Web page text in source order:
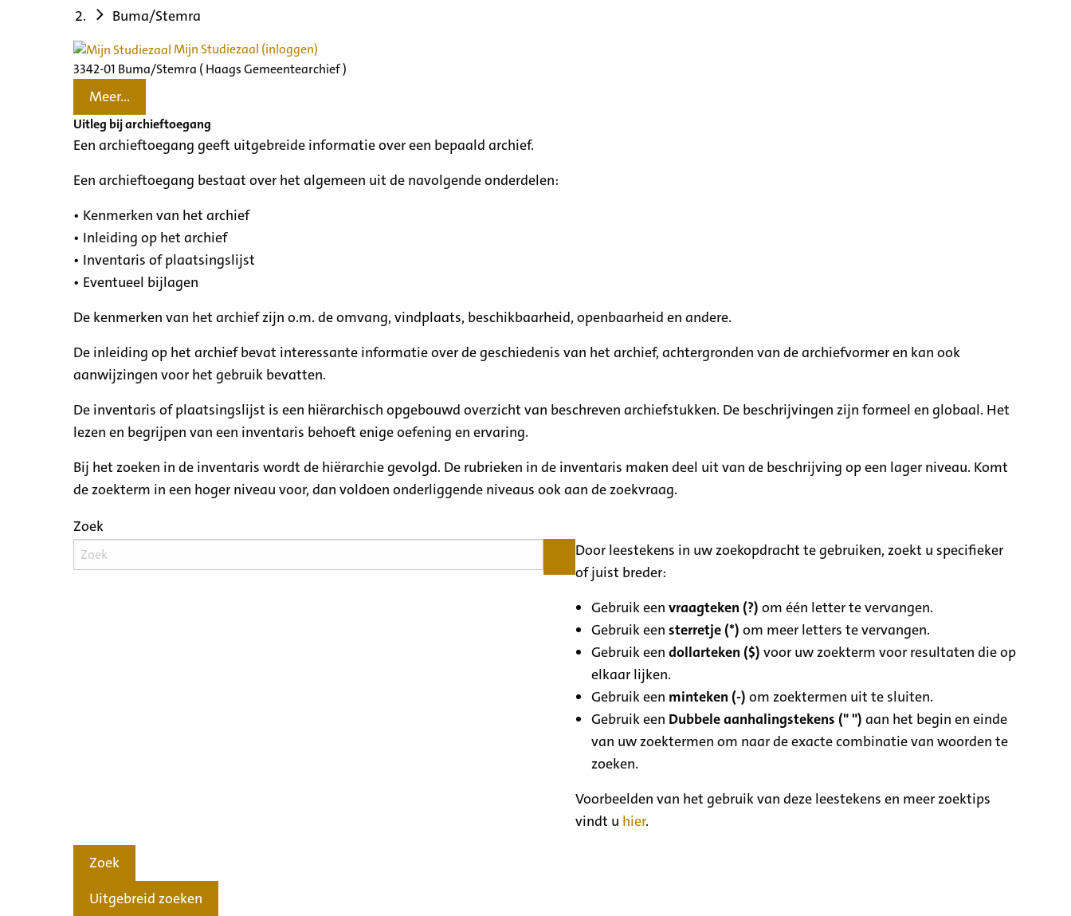
Buma/Stemra
Mijn Studiezaal (inloggen)
3342-01 Buma/Stemra ( Haags Gemeentearchief )
Meer...
Uitleg bij archieftoegang
Een archieftoegang geeft uitgebreide informatie over een bepaald archief.
Een archieftoegang bestaat over het algemeen uit de navolgende onderdelen:
• Kenmerken van het archief
• Inleiding op het archief
• Inventaris of plaatsingslijst
• Eventueel bijlagen
De kenmerken van het archief zijn o.m. de omvang, vindplaats, beschikbaarheid, openbaarheid en andere.
De inleiding op het archief bevat interessante informatie over de geschiedenis van het archief, achtergronden van de archiefvormer en kan ook
aanwijzingen voor het gebruik bevatten.
De inventaris of plaatsingslijst is een hiërarchisch opgebouwd overzicht van beschreven archiefstukken. De beschrijvingen zijn formeel en globaal. Het
lezen en begrijpen van een inventaris behoeft enige oefening en ervaring.
Bij het zoeken in de inventaris wordt de hiërarchie gevolgd. De rubrieken in de inventaris maken deel uit van de beschrijving op een lager niveau. Komt
de zoekterm in een hoger niveau voor, dan voldoen onderliggende niveaus ook aan de zoekvraag.
Zoek
Door leestekens in uw zoekopdracht te gebruiken, zoekt u specifieker
of juist breder:
Gebruik eenvraagteken (?) om één letter te vervangen.
Gebruik eensterretje (*) om meer letters te vervangen.
Gebruik eendollarteken ($) voor uw zoekterm voor resultaten die op
elkaar lijken.
Gebruik een minteken (-) om zoektermen uit te sluiten.
Gebruik een Dubbele aanhalingstekens (" ") aan het begin en einde
van uw zoektermen om naar de exacte combinatie van woorden te
zoeken.
Voorbeelden van het gebruik van deze leestekens en meer zoektips
vindt u hier.
Zoek
Uitgebreid zoeken